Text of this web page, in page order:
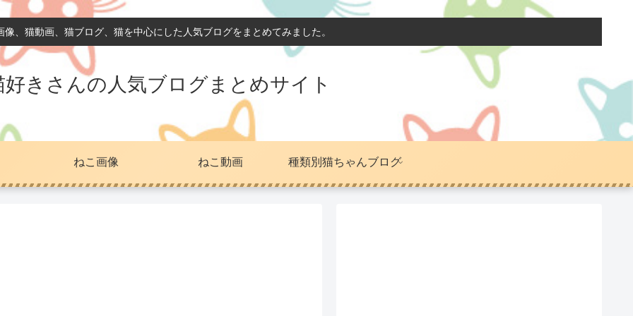
像、猫動画、猫ブログ、猫を中心にした人気ブログをまとめてみました。
好きさんの人気ブログまとめサイト
ねこ画像 ねこ動画 種類別猫ちゃんブログ